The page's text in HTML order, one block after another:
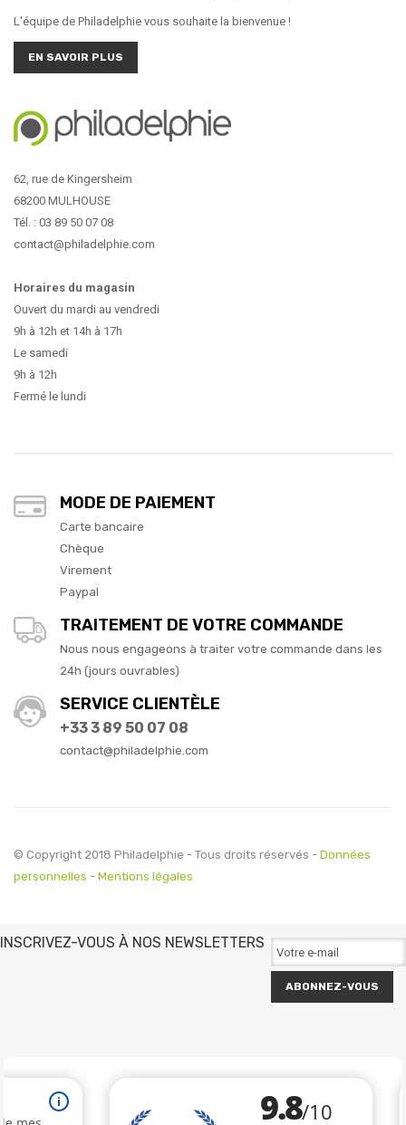
L'équipe de Philadelphie vous souhaite la bienvenue !
EN SAVOIR PLUS
62, rue de Kingersheim
68200 MULHOUSE
Tél. : 03 89 50 07 08
contact@philadelphie.com
Horaires du magasin
Ouvert du mardi au vendredi
9h à 12h et 14h à 17h
Le samedi
9h à 12h
Fermé le lundi
MODE DE PAIEMENT
Carte bancaire
Chèque
Virement
Paypal
TRAITEMENT DE VOTRE COMMANDE
Nous nous engageons à traiter votre commande dans les
24h (jours ouvrables)
SERVICE CLIENTÈLE
+33 3 89 50 07 08
contact@philadelphie.com
© Copyright 2018 Philadelphie - Tous droits réservés - Données
personnelles - Mentions légales
INSCRIVEZ-VOUS À NOS NEWSLETTERS
ABONNEZ-VOUS